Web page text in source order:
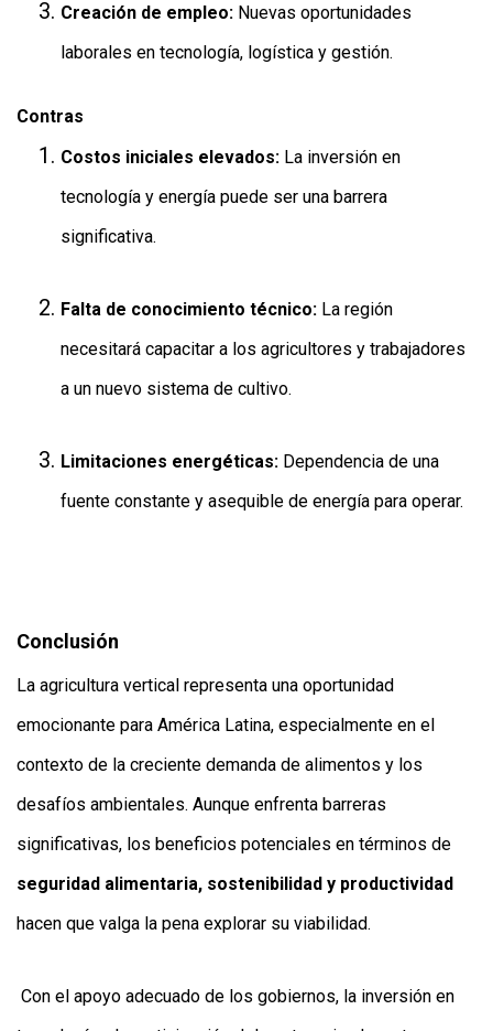
Creación de empleo: Nuevas oportunidades
laborales en tecnología, logística y gestión.
Contras
Costos iniciales elevados: La inversión en
tecnología y energía puede ser una barrera
significativa.
Falta de conocimiento técnico: La región
necesitará capacitar a los agricultores y trabajadores
a un nuevo sistema de cultivo.
Limitaciones energéticas: Dependencia de una
fuente constante y asequible de energía para operar.
Conclusión
La agricultura vertical representa una oportunidad
emocionante para América Latina, especialmente en el
contexto de la creciente demanda de alimentos y los
desafíos ambientales. Aunque enfrenta barreras
significativas, los beneficios potenciales en términos de
seguridad alimentaria, sostenibilidad y productividad
hacen que valga la pena explorar su viabilidad.
Con el apoyo adecuado de los gobiernos, la inversión en